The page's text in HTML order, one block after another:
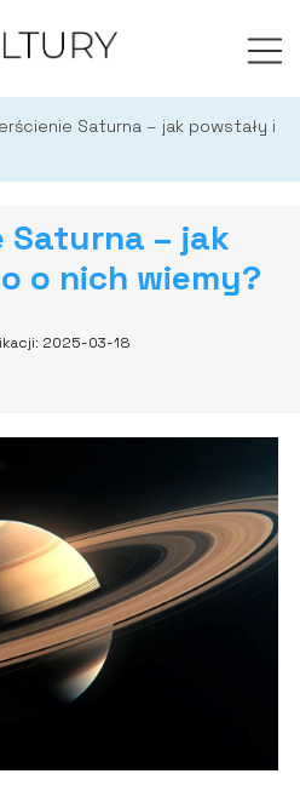
Saturna – jak powstały i
Saturna – jak
o nich wiemy?
2025-03-18